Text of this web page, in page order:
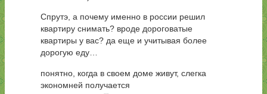
Спрутэ, а почему именно в россии решил
квартиру снимать? вроде дороговатые
квартиры у вас? да еще и учитывая более
дорогую еду…
понятно, когда в своем доме живут, слегка
экономней получается